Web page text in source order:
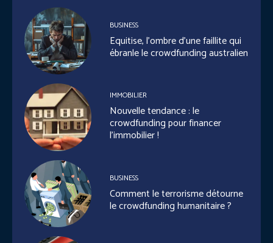
BUSINESS
Equitise, l’ombre d’une faillite qui
ébranle le crowdfunding australien
IMMOBILIER
Nouvelle tendance : le
crowdfunding pour financer
l’immobilier !
BUSINESS
Comment le terrorisme détourne
le crowdfunding humanitaire ?